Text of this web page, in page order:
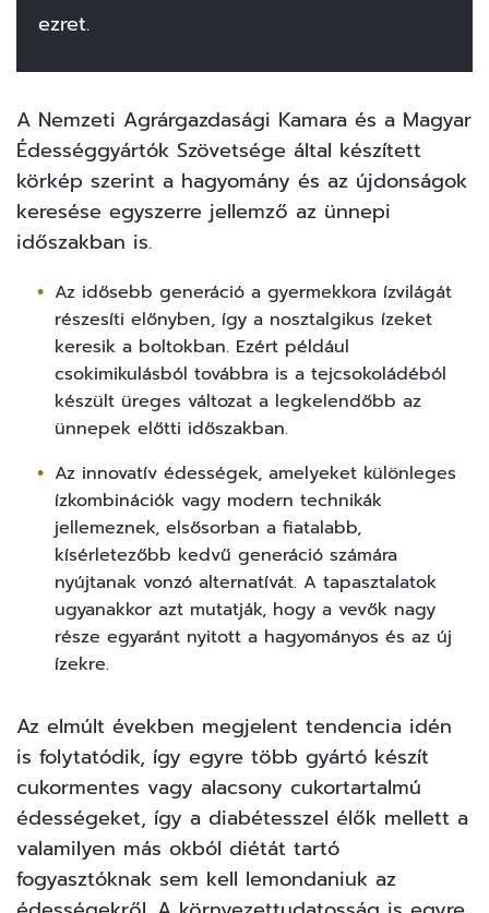
ezret.
A Nemzeti Agrárgazdasági Kamara és a Magyar
Édességgyártók Szövetsége által készített
körkép szerint a hagyomány és az újdonságok
keresése egyszerre jellemző az ünnepi
időszakban is.
Az idősebb generáció a gyermekkora ízvilágát
részesíti előnyben, így a nosztalgikus ízeket
keresik a boltokban. Ezért például
csokimikulásból továbbra is a tejcsokoládéból
készült üreges változat a legkelendőbb az
ünnepek előtti időszakban.
Az innovatív édességek, amelyeket különleges
ízkombinációk vagy modern technikák
jellemeznek, elsősorban a fiatalabb,
kísérletezőbb kedvű generáció számára
nyújtanak vonzó alternatívát. A tapasztalatok
ugyanakkor azt mutatják, hogy a vevők nagy
része egyaránt nyitott a hagyományos és az új
ízekre.
Az elmúlt években megjelent tendencia idén
is folytatódik, így egyre több gyártó készít
cukormentes vagy alacsony cukortartalmú
édességeket, így a diabétesszel élők mellett a
valamilyen más okból diétát tartó
fogyasztóknak sem kell lemondaniuk az